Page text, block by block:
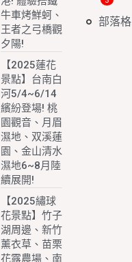
牛車烤鮮蚵、
王者之弓橋觀
夕陽!
【2025蓮花
景點】台南白
河5/4~6/14
繽紛登場! 桃
園觀音、月眉
濕地、双溪蓮
園、金山清水
濕地6~8月陸
續展開!
【2025繡球
花景點】竹子
湖周邊、新竹
薰衣草、苗栗
花露農場、南
部落格